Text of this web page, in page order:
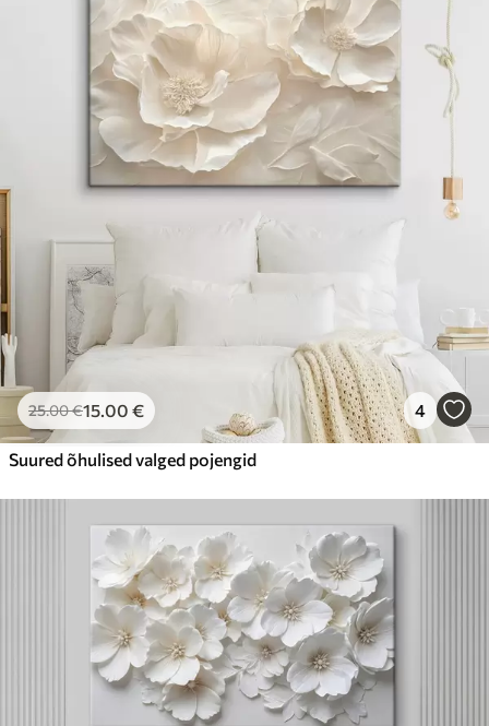
25.00€15.00 € 4
Suured õhulised valged pojengid